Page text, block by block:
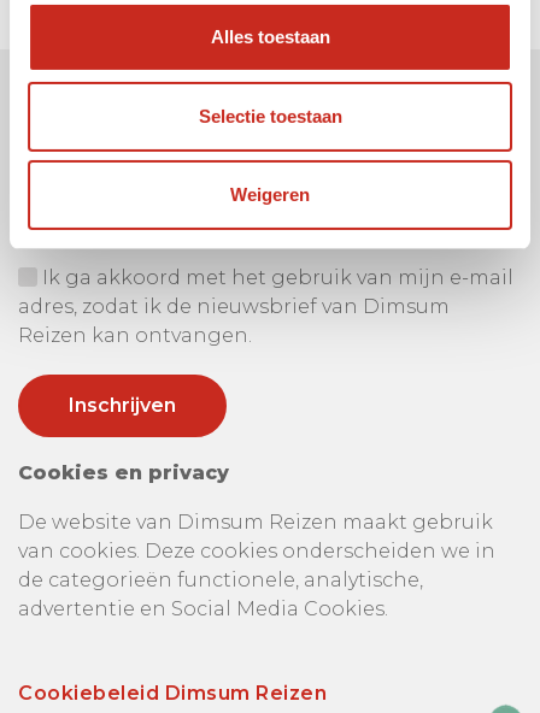
Alles toestaan
Selectie toestaan
Weigeren
Uw e-mail adres:
Ik ga akkoord met het gebruik van mijn e-mail
adres, zodat ik de nieuwsbrief van Dimsum
Reizen kan ontvangen.
Cookies en privacy
De website van Dimsum Reizen maakt gebruik
van cookies. Deze cookies onderscheiden we in
de categorieën functionele, analytische,
advertentie en Social Media Cookies.
Cookiebeleid Dimsum Reizen